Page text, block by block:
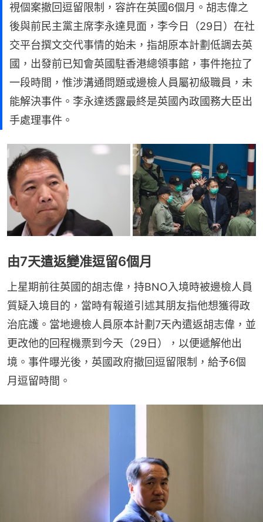
視個案撤回逗留限制，容許在英國6個月。胡志偉之
後與前民主黨主席李永達見面，李今日（29日）在社
交平台撰文交代事情的始未，指胡原本計劃低調去英
國，出發前已知會英國駐香港總領事館，事件拖拉了
一段時間，惟涉溝通問題或邊檢人員屬初級職員，未
能解決事件。李永達透露最終是英國內政國務大臣出
手處理事件。
由7天遣返變准逗留6個月
上星期前往英國的胡志偉，持BNO入境時被邊檢人員
質疑入境目的，當時有報道引述其朋友指他想獲得政
治庇護。當地邊檢人員原本計劃7天內遣返胡志偉，並
更改他的回程機票到今天（29日），以便遞解他出
境。事件曝光後，英國政府撤回逗留限制，給予6個
月逗留時間。